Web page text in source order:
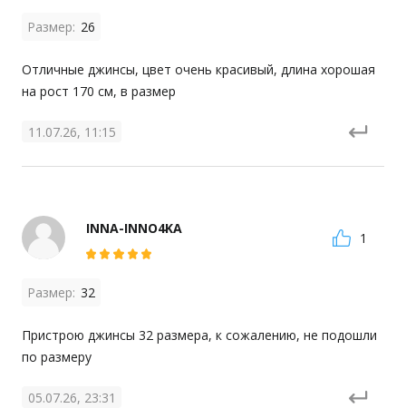
Размер: 26
Отличные джинсы, цвет очень красивый, длина хорошая
на рост 170 см, в размер
11.07.26, 11:15
INNA-INNO4KA
1
Размер: 32
Пристрою джинсы 32 размера, к сожалению, не подошли
по размеру
05.07.26, 23:31